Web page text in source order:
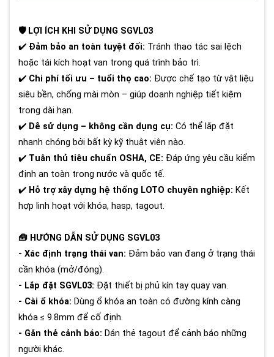
🛡️ LỢI ÍCH KHI SỬ DỤNG SGVL03
✔️ Đảm bảo an toàn tuyệt đối: Tránh thao tác sai lệch
hoặc tái kích hoạt van trong quá trình bảo trì.
✔️ Chi phí tối ưu – tuổi thọ cao: Được chế tạo từ vật liệu
siêu bền, chống mài mòn – giúp doanh nghiệp tiết kiệm
trong dài hạn.
✔️ Dễ sử dụng – không cần dụng cụ: Có thể lắp đặt
nhanh chóng bởi bất kỳ kỹ thuật viên nào.
✔️ Tuân thủ tiêu chuẩn OSHA, CE: Đáp ứng yêu cầu kiểm
định an toàn trong nước và quốc tế.
✔️ Hỗ trợ xây dựng hệ thống LOTO chuyên nghiệp: Kết
hợp linh hoạt với khóa, hasp, tagout.
🧰 HƯỚNG DẪN SỬ DỤNG SGVL03
- Xác định trạng thái van: Đảm bảo van đang ở trạng thái
cần khóa (mở/đóng).
- Lắp đặt SGVL03: Đặt thiết bị phủ kín tay quay van.
- Cài ổ khóa: Dùng ổ khóa an toàn có đường kính càng
khóa ≤ 9.8mm để cố định.
- Gắn thẻ cảnh báo: Dán thẻ tagout để cảnh báo những
người khác.